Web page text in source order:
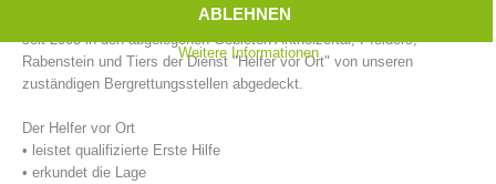
und diese bis zum Eintreffen des Rettungsdienstes weiterführen, wird
seit 2005 in den abgelegenen Gebieten Antholzertal, Pfelders,
Rabenstein und Tiers der Dienst "Helfer vor Ort" von unseren
zuständigen Bergrettungsstellen abgedeckt.
Der Helfer vor Ort
• leistet qualifizierte Erste Hilfe
• erkundet die Lage
ABLEHNEN
Weitere Informationen